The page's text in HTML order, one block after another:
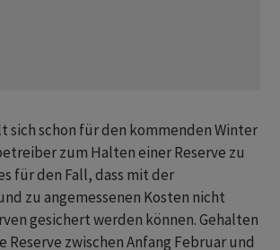
sich schon für den kommenden Winter
zum Halten einer Reserve zu
für den Fall, dass mit der
zu angemessenen Kosten nicht
gesichert werden können. Gehalten
Reserve zwischen Anfang Februar und